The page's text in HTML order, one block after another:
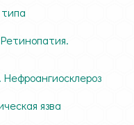
язва